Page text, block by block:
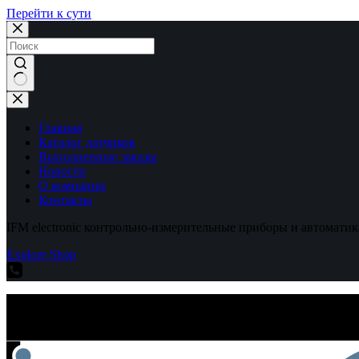
Перейти к сути
Ничего
не
найденоГлавная
Каталог датчиков
Выполненные заказы
Новости
О компании
Контакты
IFM electronic контрольно-измерительные приборы и
Explore Shop